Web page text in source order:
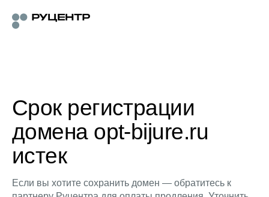
Срок регистрации
домена opt-bijure.ru
истек
Если вы хотите сохранить домен — обратитесь к